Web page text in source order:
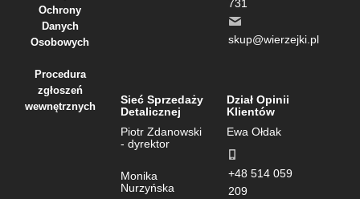
Ochrony
Danych
Osobowych
Procedura
zgłoszeń
wewnętrznych
731
skup@wierzejki.pl
Sieć Sprzedaży
Detalicznej
Piotr Zdanowski
- dyrektor
Monika
Nurzyńska
Dział Opinii
Klientów
Ewa Ołdak
+48 514 059
209